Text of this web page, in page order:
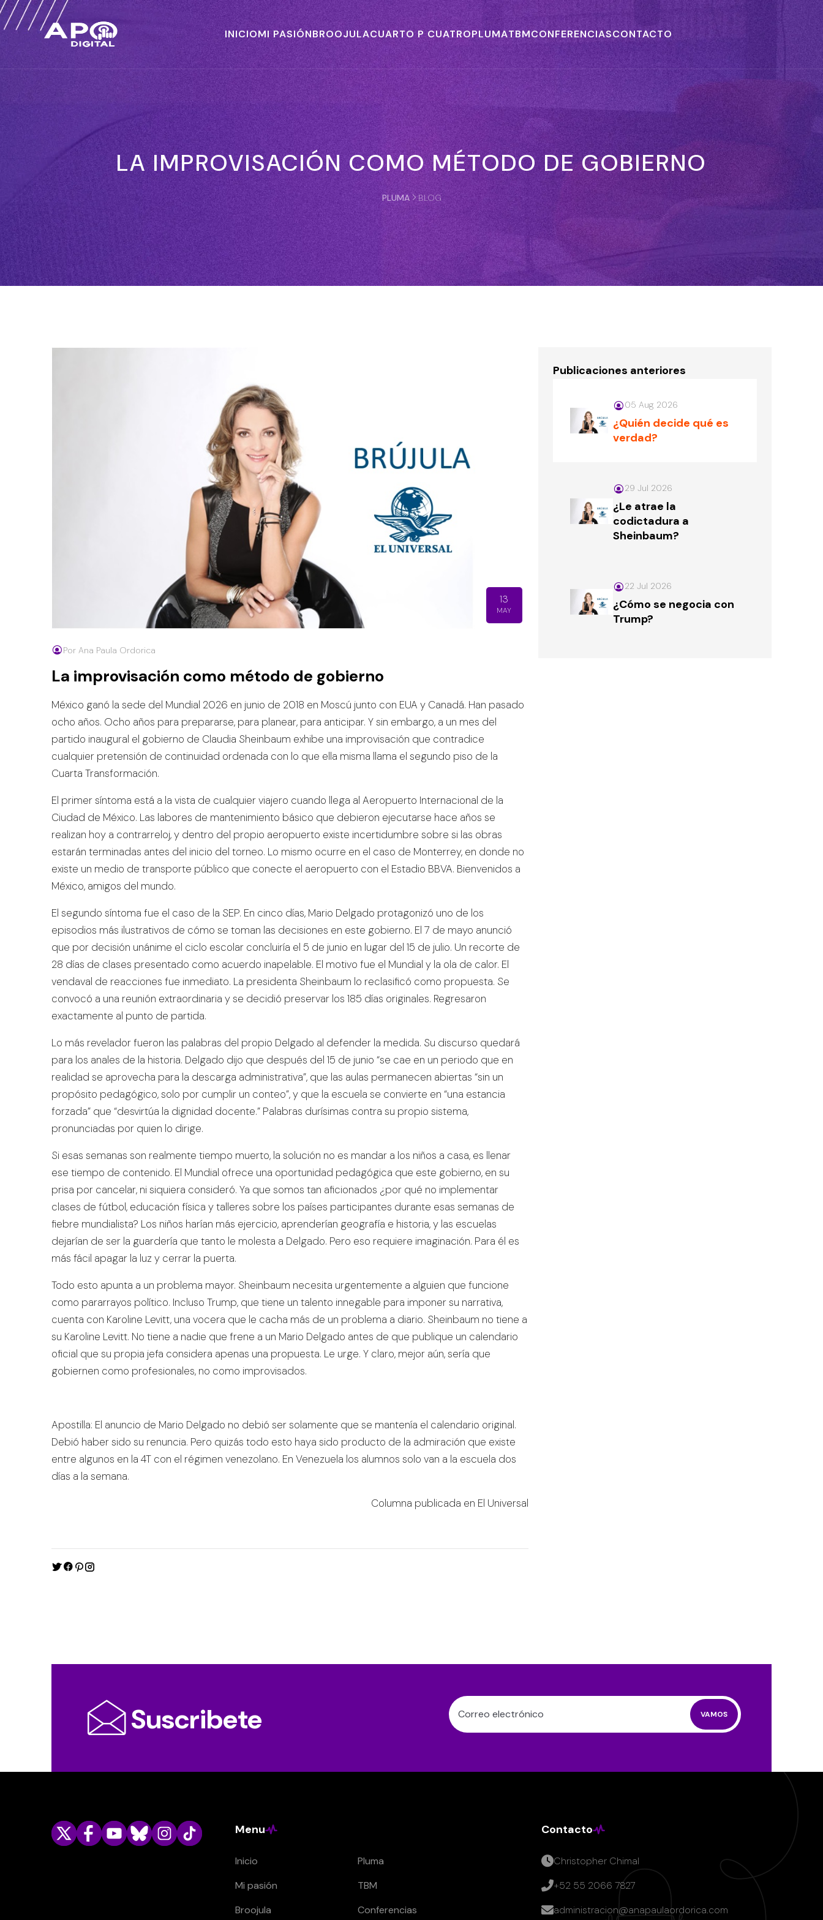
INICIOMI PASIÓNBROOJULACUARTO P CUATROPLUMATBMCONFERENCIASCONTACTO
LA IMPROVISACIÓN COMO MÉTODO DE GOBIERNO
PLUMA BLOG
13
MAY
Por Ana Paula Ordorica
La improvisación como método de gobierno
México ganó la sede del Mundial 2026 en junio de 2018 en Moscú junto con EUA y Canadá. Han pasado
ocho años. Ocho años para prepararse, para planear, para anticipar. Y sin embargo, a un mes del
partido inaugural el gobierno de Claudia Sheinbaum exhibe una improvisación que contradice
cualquier pretensión de continuidad ordenada con lo que ella misma llama el segundo piso de la
Cuarta Transformación.
El primer síntoma está a la vista de cualquier viajero cuando llega al Aeropuerto Internacional de la
Ciudad de México. Las labores de mantenimiento básico que debieron ejecutarse hace años se
realizan hoy a contrarreloj, y dentro del propio aeropuerto existe incertidumbre sobre si las obras
estarán terminadas antes del inicio del torneo. Lo mismo ocurre en el caso de Monterrey, en donde no
existe un medio de transporte público que conecte el aeropuerto con el Estadio BBVA. Bienvenidos a
México, amigos del mundo.
El segundo síntoma fue el caso de la SEP. En cinco días, Mario Delgado protagonizó uno de los
episodios más ilustrativos de cómo se toman las decisiones en este gobierno. El 7 de mayo anunció
que por decisión unánime el ciclo escolar concluiría el 5 de junio en lugar del 15 de julio. Un recorte de
28 días de clases presentado como acuerdo inapelable. El motivo fue el Mundial y la ola de calor. El
vendaval de reacciones fue inmediato. La presidenta Sheinbaum lo reclasificó como propuesta. Se
convocó a una reunión extraordinaria y se decidió preservar los 185 días originales. Regresaron
exactamente al punto de partida.
Lo más revelador fueron las palabras del propio Delgado al defender la medida. Su discurso quedará
para los anales de la historia. Delgado dijo que después del 15 de junio “se cae en un periodo que en
realidad se aprovecha para la descarga administrativa”, que las aulas permanecen abiertas “sin un
propósito pedagógico, solo por cumplir un conteo”, y que la escuela se convierte en “una estancia
forzada” que “desvirtúa la dignidad docente.” Palabras durísimas contra su propio sistema,
pronunciadas por quien lo dirige.
Si esas semanas son realmente tiempo muerto, la solución no es mandar a los niños a casa, es llenar
ese tiempo de contenido. El Mundial ofrece una oportunidad pedagógica que este gobierno, en su
prisa por cancelar, ni siquiera consideró. Ya que somos tan aficionados ¿por qué no implementar
clases de fútbol, educación física y talleres sobre los países participantes durante esas semanas de
fiebre mundialista? Los niños harían más ejercicio, aprenderían geografía e historia, y las escuelas
dejarían de ser la guardería que tanto le molesta a Delgado. Pero eso requiere imaginación. Para él es
más fácil apagar la luz y cerrar la puerta.
Todo esto apunta a un problema mayor. Sheinbaum necesita urgentemente a alguien que funcione
como pararrayos político. Incluso Trump, que tiene un talento innegable para imponer su narrativa,
cuenta con Karoline Levitt, una vocera que le cacha más de un problema a diario. Sheinbaum no tiene a
su Karoline Levitt. No tiene a nadie que frene a un Mario Delgado antes de que publique un calendario
oficial que su propia jefa considera apenas una propuesta. Le urge. Y claro, mejor aún, sería que
gobiernen como profesionales, no como improvisados.
Apostilla: El anuncio de Mario Delgado no debió ser solamente que se mantenía el calendario original.
Debió haber sido su renuncia. Pero quizás todo esto haya sido producto de la admiración que existe
entre algunos en la 4T con el régimen venezolano. En Venezuela los alumnos solo van a la escuela dos
días a la semana.
Columna publicada en El Universal
Publicaciones anteriores
05 Aug 2026
¿Quién decide qué es
verdad?
29 Jul 2026
¿Le atrae la
codictadura a
Sheinbaum?
22 Jul 2026
¿Cómo se negocia con
Trump?
Suscribete VAMOS
Menu
Inicio
Mi pasión
Broojula
Pluma
TBM
Conferencias
Contacto
Christopher Chimal
+52 55 2066 7827
administracion@anapaulaordorica.com